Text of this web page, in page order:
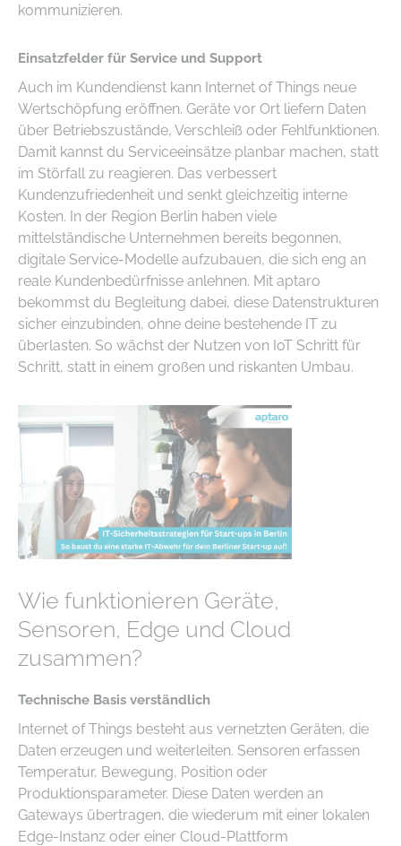
kommunizieren.
Einsatzfelder für Service und Support
Auch im Kundendienst kann Internet of Things neue
Wertschöpfung eröffnen. Geräte vor Ort liefern Daten
über Betriebszustände, Verschleiß oder Fehlfunktionen.
Damit kannst du Serviceeinsätze planbar machen, statt
im Störfall zu reagieren. Das verbessert
Kundenzufriedenheit und senkt gleichzeitig interne
Kosten. In der Region Berlin haben viele
mittelständische Unternehmen bereits begonnen,
digitale Service-Modelle aufzubauen, die sich eng an
reale Kundenbedürfnisse anlehnen. Mit aptaro
bekommst du Begleitung dabei, diese Datenstrukturen
sicher einzubinden, ohne deine bestehende IT zu
überlasten. So wächst der Nutzen von IoT Schritt für
Schritt, statt in einem großen und riskanten Umbau.
Wie funktionieren Geräte,
Sensoren, Edge und Cloud
zusammen?
Technische Basis verständlich
Internet of Things besteht aus vernetzten Geräten, die
Daten erzeugen und weiterleiten. Sensoren erfassen
Temperatur, Bewegung, Position oder
Produktionsparameter. Diese Daten werden an
Gateways übertragen, die wiederum mit einer lokalen
Edge-Instanz oder einer Cloud-Plattform